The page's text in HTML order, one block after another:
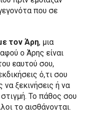
που σε
τον Άρη, μια
ο Άρης είναι
εαυτού σου,
ό,τι σου
να ξεκινήσεις ή να
Το πάθος σου
το αισθάνονται.